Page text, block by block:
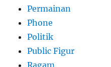
Permainan
Phone
Politik
Public Figur
Ragam